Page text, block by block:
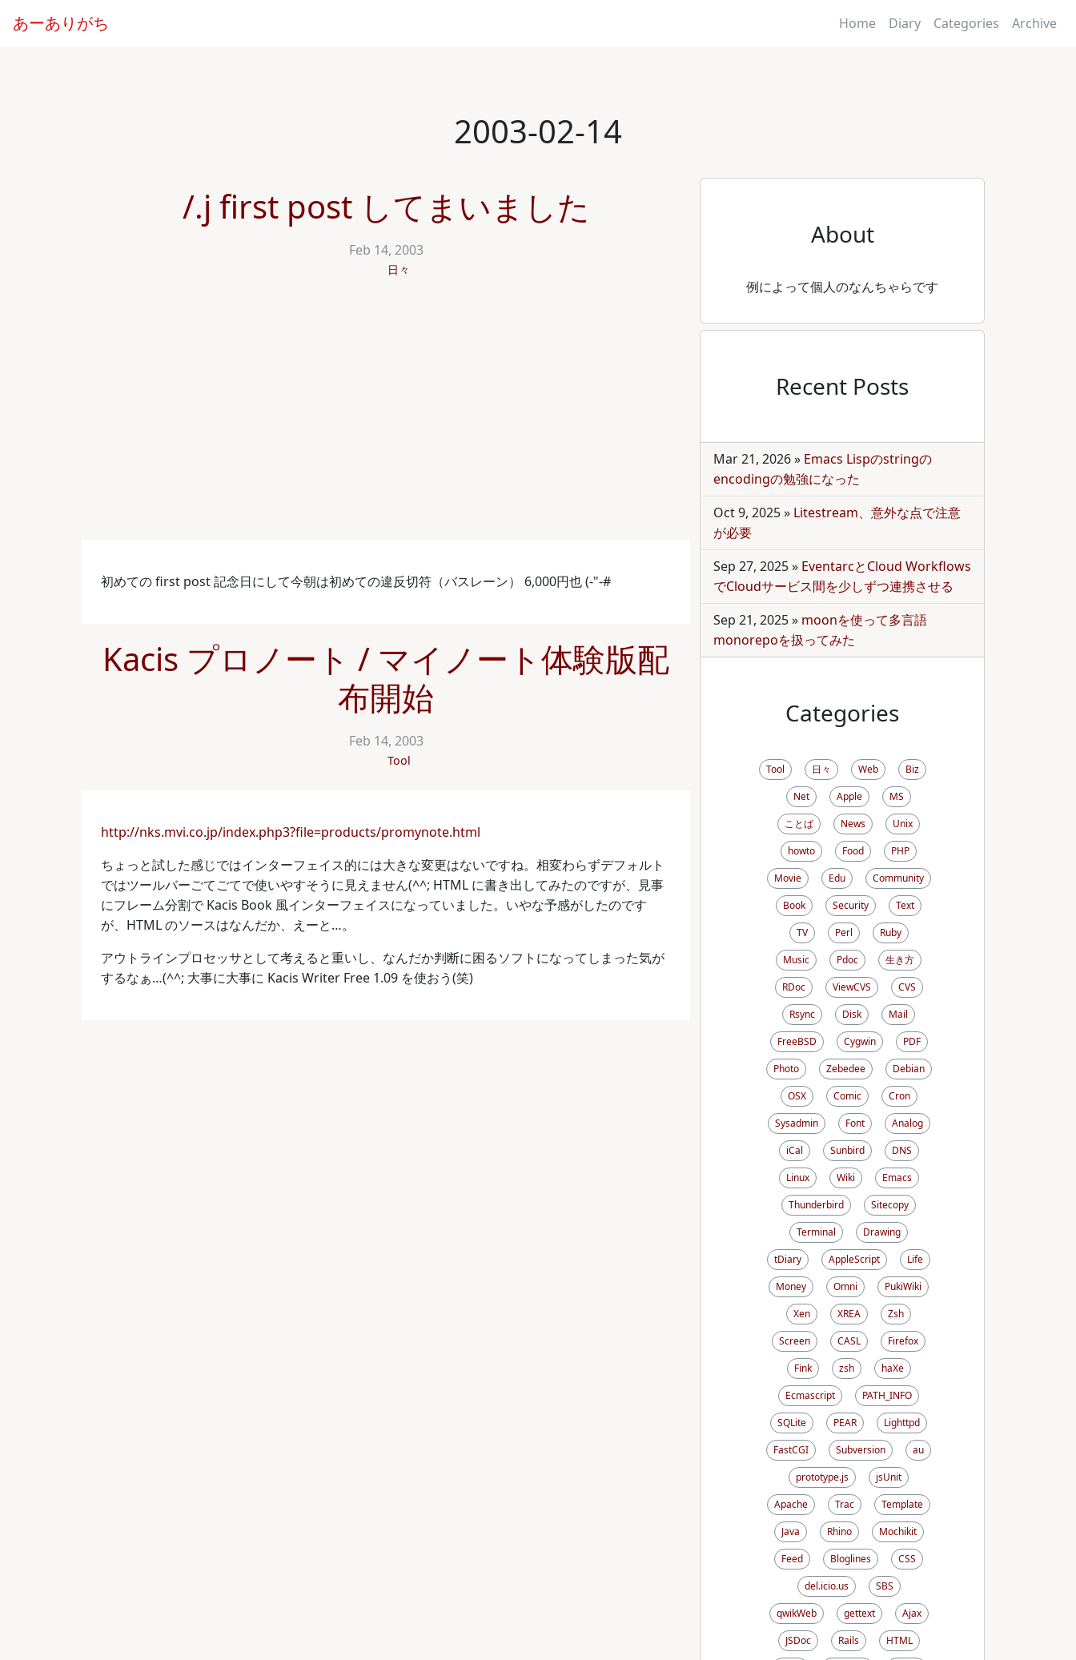
あーありがち Home Diary Categories Archive
2003-02-14
/.j first post してまいました
Feb 14, 2003
日々
初めての first post 記念日にして今朝は初めての違反切符（バスレーン） 6,000円也 (-"-#
Kacis プロノート / マイノート体験版配
布開始
Feb 14, 2003
Tool
http://nks.mvi.co.jp/index.php3?file=products/promynote.html
ちょっと試した感じではインターフェイス的には大きな変更はないですね。相変わらずデフォルト
ではツールバーごてごてで使いやすそうに見えません(^^; HTML に書き出してみたのですが、見事
にフレーム分割で Kacis Book 風インターフェイスになっていました。いやな予感がしたのです
が、HTML のソースはなんだか、えーと…。
アウトラインプロセッサとして考えると重いし、なんだか判断に困るソフトになってしまった気が
するなぁ…(^^; 大事に大事に Kacis Writer Free 1.09 を使おう(笑)
About
例によって個人のなんちゃらです
Recent Posts
Mar 21, 2026» Emacs Lispのstringの
encodingの勉強になった
Oct 9, 2025» Litestream、意外な点で注意
が必要
Sep 27, 2025» EventarcとCloud Workflows
でCloudサービス間を少しずつ連携させる
Sep 21, 2025» moonを使って多言語
monorepoを扱ってみた
Categories
Tool 日々 Web
Biz
Net
Apple
MS
ことば
News
Unix
howto
Food
PHP
Movie
Edu
Community
Book
Security
Text
TV
Perl
Ruby
Music
Pdoc
生き方
RDoc
ViewCVS
CVS
Rsync
Disk
Mail
FreeBSD
Cygwin
PDF
Photo
Zebedee
Debian
OSX
Comic
Cron
Sysadmin
Font
Analog
iCal
Sunbird
DNS
Linux
Wiki
Emacs
Thunderbird
Sitecopy
Terminal
Drawing
tDiary
AppleScript
Life
Money
Omni
PukiWiki
Xen
XREA
Zsh
Screen
CASL
Firefox
Fink
zsh
haXe
Ecmascript
PATH_INFO
SQLite
PEAR
Lighttpd
FastCGI
Subversion
au
prototype.js
jsUnit
Apache
Trac
Template
Java
Rhino
Mochikit
Feed
Bloglines
CSS
del.icio.us
SBS
qwikWeb
gettext
Ajax
JSDoc
Rails
HTML